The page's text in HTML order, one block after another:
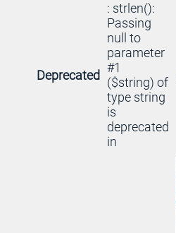
Deprecated
: strlen():
Passing
null to
parameter
#1
($string) of
type string
is
deprecated
in